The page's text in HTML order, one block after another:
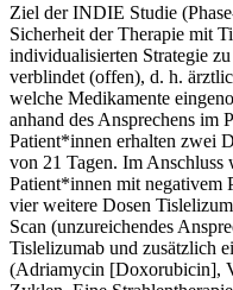
Ziel der INDIE Studie
Sicherheit der Therapie mit
individualisierten Strategie
verblindet (offen), d. h.
welche Medikamente
anhand des Ansprechens im
Patient*innen erhalten zwei
von 21 Tagen. Im
Patient*innen mit negativem
vier weitere Dosen
Scan (unzureichendes
Tislelizumab und zusätzlich
(Adriamycin [Doxorubicin],